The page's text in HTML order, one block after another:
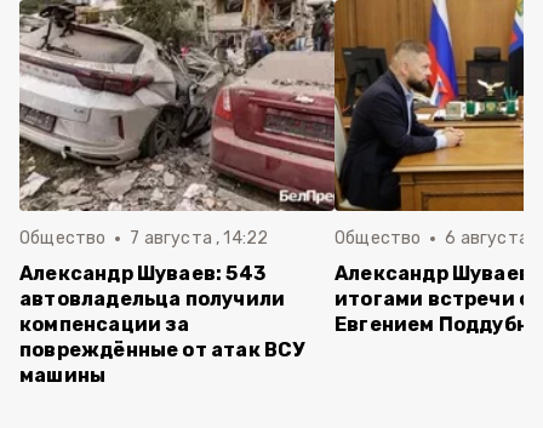
Общество 7 августа , 14:22
Александр Шуваев: 543
автовладельца получили
компенсации за
повреждённые от атак ВСУ
машины
Общество 6 августа ,
Александр Шуваев
итогами встречи с
Евгением